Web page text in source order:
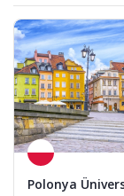
Polonya